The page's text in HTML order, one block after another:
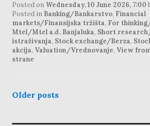
Posted on Wednesday, 10 June 2026, 7:00
Posted in Banking/Bankarstvo, Financial
markets/Finansijska tržišta, For
Mtel/Mtel a.d. Banjaluka, Short
istraživanja, Stock exchange/Berza,
akcija, Valuation/Vrednovanje, View
strane
posts
navigation
Older posts